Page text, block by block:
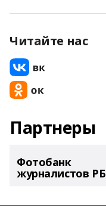
Читайте нас
Партнеры
Фотобанк
журналистов РБ